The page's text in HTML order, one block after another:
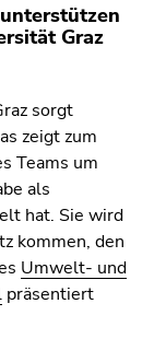
Graz
sorgt
zeigt zum
Teams um
als
hat. Sie wird
kommen, den
Umwelt- und
präsentiert